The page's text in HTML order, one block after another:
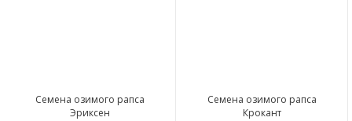
Семена озимого рапса
Эриксен
Семена озимого рапса
Крокант